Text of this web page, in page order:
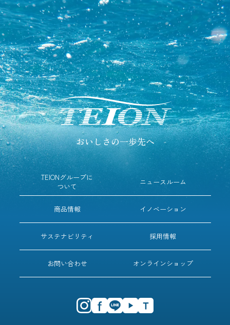
おいしさの一歩先へ
TEIONグループに
ついて
ニュースルーム
商品情報 イノベーション
サステナビリティ 採用情報
お問い合わせ オンラインショップ